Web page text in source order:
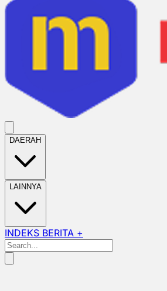
DAERAH
LAINNYA
INDEKS BERITA +